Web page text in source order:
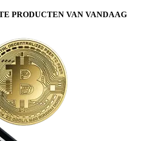
PRODUCTEN VAN VANDAAG